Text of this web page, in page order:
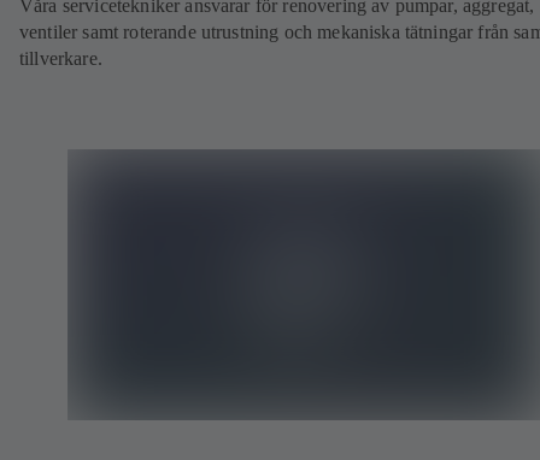
Våra servicetekniker ansvarar för renovering av pumpar, aggregat,
ventiler samt roterande utrustning och mekaniska tätningar från
tillverkare.